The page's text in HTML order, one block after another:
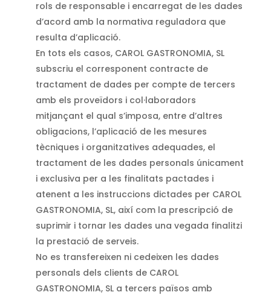
rols de responsable i encarregat de les dades
d’acord amb la normativa reguladora que
resulta d’aplicació.
En tots els casos, CAROL GASTRONOMIA, SL
subscriu el corresponent contracte de
tractament de dades per compte de tercers
amb els proveïdors i col·laboradors
mitjançant el qual s’imposa, entre d’altres
obligacions, l’aplicació de les mesures
tècniques i organitzatives adequades, el
tractament de les dades personals únicament
i exclusiva per a les finalitats pactades i
atenent a les instruccions dictades per CAROL
GASTRONOMIA, SL, així com la prescripció de
suprimir i tornar les dades una vegada finalitzi
la prestació de serveis.
No es transfereixen ni cedeixen les dades
personals dels clients de CAROL
GASTRONOMIA, SL a tercers països amb